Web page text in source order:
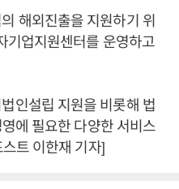
해외진출을 지원하기 위
기업지원센터를 운영하고
인설립 지원을 비롯해 법
에 필요한 다양한 서비스
트 이한재 기자]